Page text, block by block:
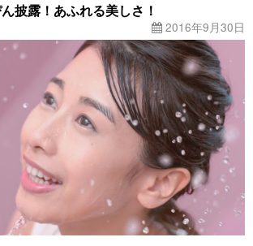
披露！あふれる美しさ！
2016年9月30日